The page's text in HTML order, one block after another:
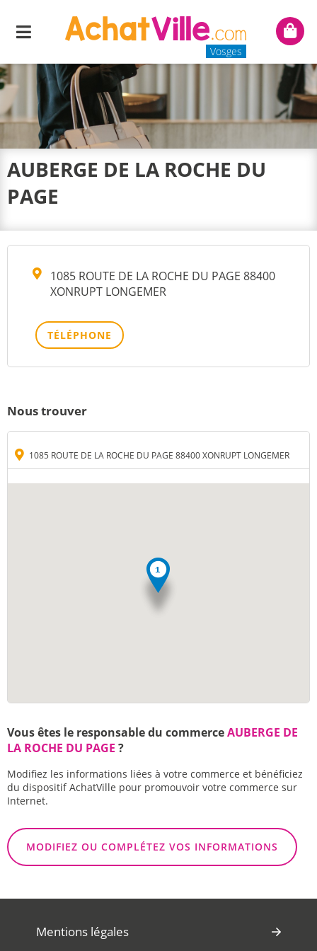
Menu
Vosges
Mon
AUBERGE DE LA ROCHE DU
PAGE
1085 ROUTE DE LA ROCHE DU PAGE 88400
XONRUPT LONGEMER
TÉLÉPHONE
Nous trouver
1085 ROUTE DE LA ROCHE DU PAGE 88400 XONRUPT LONGEMER
Vous êtes le responsable du commerceAUBERGE DE
LA ROCHE DU PAGE ?
Modifiez les informations liées à votre commerce et bénéficiez
du dispositif AchatVille pour promouvoir votre commerce sur
Internet.
MODIFIEZ OU COMPLÉTEZ VOS INFORMATIONS
Mentions légales